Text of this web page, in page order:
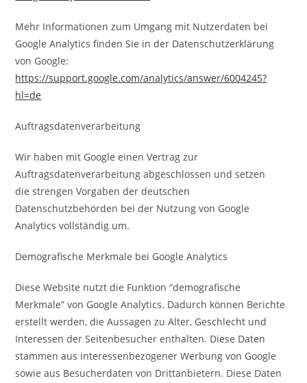
Mehr Informationen zum Umgang mit Nutzerdaten bei
Google Analytics finden Sie in der Datenschutzerklärung
von Google:
https://support.google.com/analytics/answer/6004245?
hl=de
Auftragsdatenverarbeitung
Wir haben mit Google einen Vertrag zur
Auftragsdatenverarbeitung abgeschlossen und setzen
die strengen Vorgaben der deutschen
Datenschutzbehörden bei der Nutzung von Google
Analytics vollständig um.
Demografische Merkmale bei Google Analytics
Diese Website nutzt die Funktion “demografische
Merkmale” von Google Analytics. Dadurch können Berichte
erstellt werden, die Aussagen zu Alter, Geschlecht und
Interessen der Seitenbesucher enthalten. Diese Daten
stammen aus interessenbezogener Werbung von Google
sowie aus Besucherdaten von Drittanbietern. Diese Daten